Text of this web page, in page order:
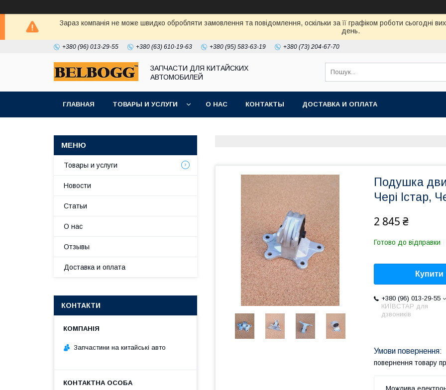
Зараз компанія не може швидко обробляти замовлення та повідомлення, оскільки за її графіком роботи сьогодні
день.
+380 (96) 013-29-55 +380 (63) 610-19-63 +380 (95) 583-63-19 +380 (73) 204-67-70
ЗАПЧАСТИ ДЛЯ КИТАЙСКИХ
АВТОМОБИЛЕЙ
ГЛАВНАЯ ТОВАРЫ И УСЛУГИ О НАС КОНТАКТЫ ДОСТАВКА И ОПЛАТА
Подушка
Чері Істар,
2 845 ₴
Готово до відправки
Купити
+380 (96) 013-29-55
КИЇВСТАР для
дзвоників
повернення товару
Товары и услуги
Новости
Статьи
О нас
Отзывы
Доставка и оплата
КОНТАКТИ
Запчастини на китайські авто